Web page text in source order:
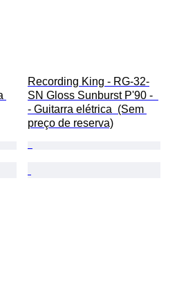
Recording King - RG-32-
SN Gloss Sunburst P'90 -
- Guitarra elétrica  (Sem
preço de reserva)